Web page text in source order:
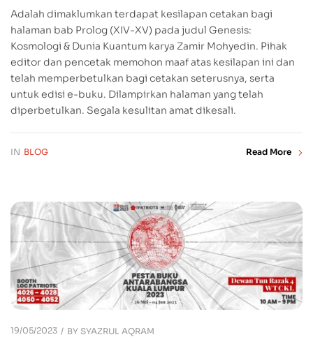
Adalah dimaklumkan terdapat kesilapan cetakan bagi
halaman bab Prolog (XIV-XV) pada judul Genesis:
Kosmologi & Dunia Kuantum karya Zamir Mohyedin. Pihak
editor dan pencetak memohon maaf atas kesilapan ini dan
telah memperbetulkan bagi cetakan seterusnya, serta
untuk edisi e-buku. Dilampirkan halaman yang telah
diperbetulkan. Segala kesulitan amat dikesali.
IN BLOG Read More
19/05/2023 BY SYAZRUL AQRAM